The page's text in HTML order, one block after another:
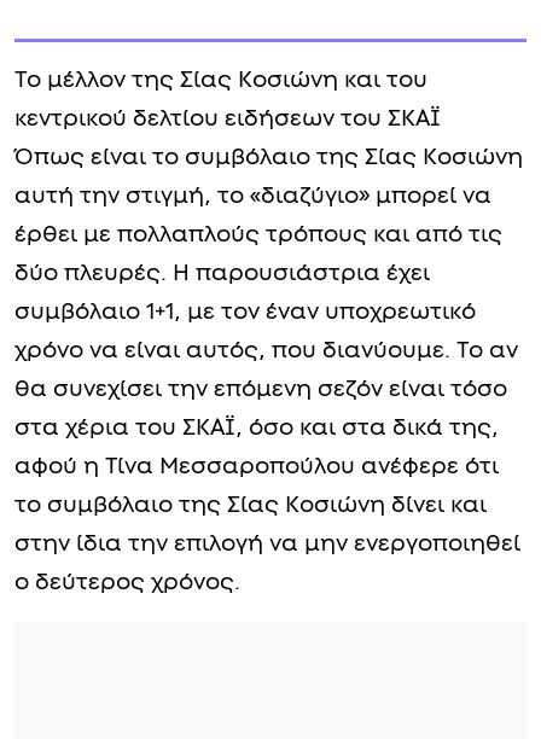
Το μέλλον της Σίας Κοσιώνη και του
κεντρικού δελτίου ειδήσεων του ΣΚΑΪ
Όπως είναι το συμβόλαιο της Σίας Κοσιώνη
αυτή την στιγμή, το «διαζύγιο» μπορεί να
έρθει με πολλαπλούς τρόπους και από τις
δύο πλευρές. Η παρουσιάστρια έχει
συμβόλαιο 1+1, με τον έναν υποχρεωτικό
χρόνο να είναι αυτός, που διανύουμε. Το αν
θα συνεχίσει την επόμενη σεζόν είναι τόσο
στα χέρια του ΣΚΑΪ, όσο και στα δικά της,
αφού η Τίνα Μεσσαροπούλου ανέφερε ότι
το συμβόλαιο της Σίας Κοσιώνη δίνει και
στην ίδια την επιλογή να μην ενεργοποιηθεί
ο δεύτερος χρόνος.